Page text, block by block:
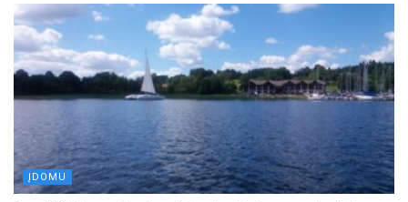
ĮDOMU